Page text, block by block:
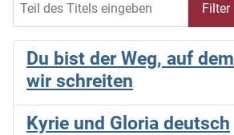
Filter
Du bist der Weg, auf dem
wir schreiten
Kyrie und Gloria deutsch